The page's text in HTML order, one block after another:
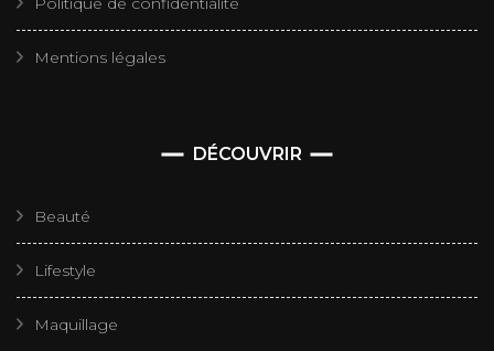
Mentions légales
DÉCOUVRIR
Beauté
Lifestyle
Maquillage